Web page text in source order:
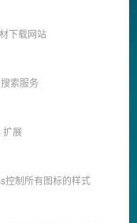
下载网站
索服务
扩展
控制所有图标的样式